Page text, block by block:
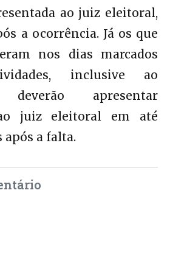
ao juiz eleitoral,
a ocorrência. Já os que
nos dias marcados
inclusive ao
deverão apresentar
juiz eleitoral em até
após a falta.